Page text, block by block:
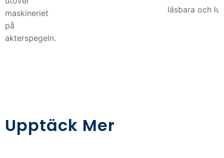
maskineriet
på
akterspegeln.
läsbara och
Upptäck Mer